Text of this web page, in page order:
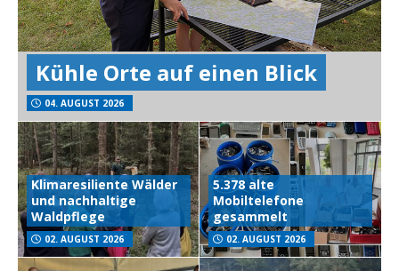
Kühle Orte auf einen Blick
04. AUGUST 2026
Klimaresiliente Wälder
und nachhaltige
Waldpflege
02. AUGUST 2026
5.378 alte
Mobiltelefone
gesammelt
02. AUGUST 2026